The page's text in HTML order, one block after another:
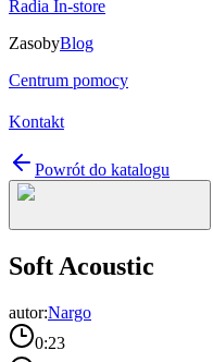
Radia In-store
ZasobyBlog
Centrum pomocy
Kontakt
Powrót do katalogu
Soft Acoustic
autor:Nargo
0:23